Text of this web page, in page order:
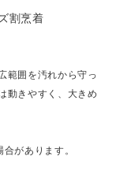
割烹着
範囲を汚れから守っ
動きやすく、大きめ
があります。